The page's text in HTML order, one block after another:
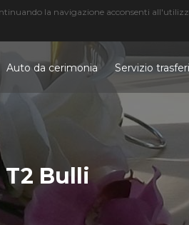
la navigazione acconsenti
Auto da cerimonia Servizio
Bulli